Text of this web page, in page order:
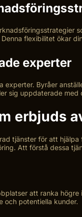
flexibilitet ökar
experter
experter. Byråer
sig uppdaterade
erbjuds
tjänster för att
Att förstå dessa
att ranka
och potentiella kunder.